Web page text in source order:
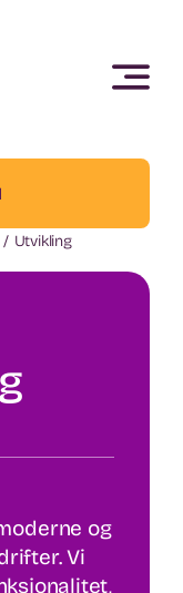
Utvikling
og
Vi